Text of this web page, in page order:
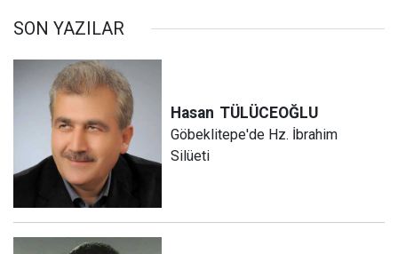
SON YAZILAR
Hasan TÜLÜCEOĞLU
Göbeklitepe'de Hz. İbrahim
Silüeti